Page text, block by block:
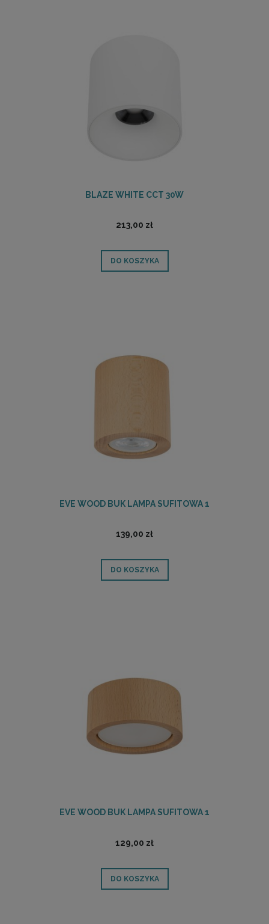
BLAZE WHITE CCT 30W
213,00 zł
DO KOSZYKA
EVE WOOD BUK LAMPA SUFITOWA 1
139,00 zł
DO KOSZYKA
EVE WOOD BUK LAMPA SUFITOWA 1
129,00 zł
DO KOSZYKA